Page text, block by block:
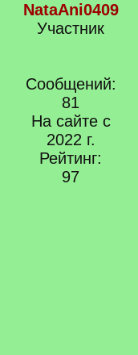
NataAni0409
Участник
Сообщений:
81
На сайте с
2022 г.
Рейтинг:
97